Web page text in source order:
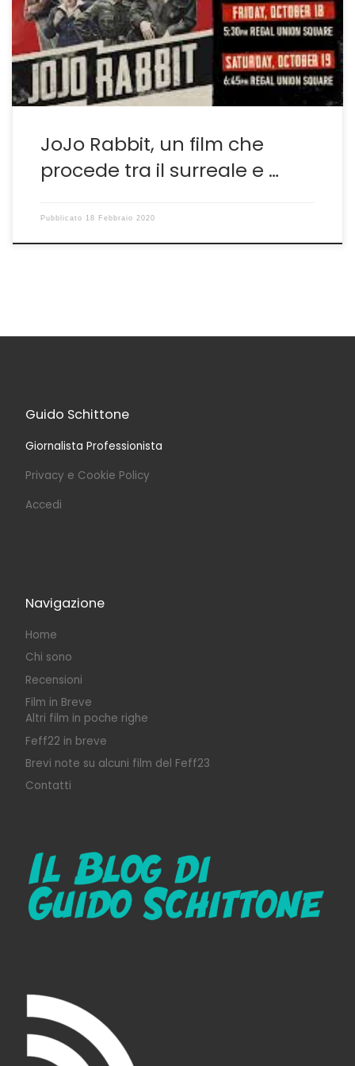
Kingdom di Wes Anderson–
http://guido.sgwebitaly.it/articoli/scomposizioni-
parallele/-più che con altre opere in cui attraverso
l’ottica dei bimbi […]
JoJo Rabbit, un film che
procede tra il surreale e …
Pubblicato 18 Febbraio 2020
Guido Schittone
Giornalista Professionista
Privacy e Cookie Policy
Accedi
Navigazione
Home
Chi sono
Recensioni
Film in Breve
Altri film in poche righe
Feff22 in breve
Brevi note su alcuni film del Feff23
Contatti